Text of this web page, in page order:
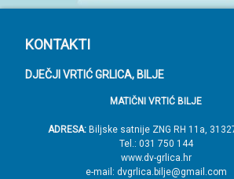
P
o
KONTAKTI
DJEČJI VRTIĆ GRLICA, BILJE
MATIČNI VRTIĆ BILJE
ADRESA: Biljske satnije ZNG RH 11a,
Tel.: 031 750 144
www.dv-grlica.hr
e-mail: dvgrlica.bilje@gmail.com